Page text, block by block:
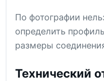
По фотографии
определить
размеры
Технический